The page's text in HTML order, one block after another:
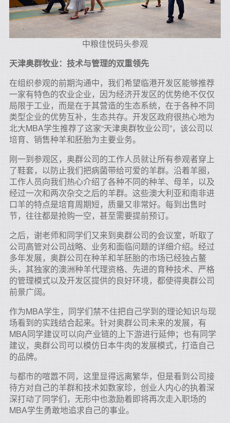
中粮佳悦码头参观
天津奥群牧业：技术与管理的双重领先
在组织参观的前期沟通中，我们希望临港开发区能够推荐
一家有特色的农业企业，因为经济开发区的优势绝不仅仅
局限于工业，而是在于其营造的生态系统，在于各种不同
类型企业的优势互补，生态共存。开发区政府很热心地为
北大MBA学生推荐了这家“天津奥群牧业公司”，该公司以
培育、销售种羊和胚胎为主要业务。
刚一到参观区，奥群公司的工作人员就让所有参观者穿上
了鞋套，以防止我们把病菌带给可爱的羊群。沿着羊圈，
工作人员向我们热心介绍了各种不同的种羊、母羊，以及
经过一次和两次杂交之后的羊群。这些澳大利亚和南非进
口羊的特点是培育周期短，质量又非常好。每到出售时
节，往往都是抢购一空，甚至需要提前预订。
之后，谢老师和同学们又来到奥群公司的会议室，听取了
公司高管对公司战略、业务和面临问题的详细介绍。经过
多年发展，奥群公司在种羊和羊胚胎的市场已经独占鳌
头，其独家的澳洲种羊代理资格、先进的育种技术、严格
的管理模式以及开发区提供的良好环境，都使得奥群公司
前景广阔。
作为MBA学生，同学们禁不住把自己学到的理论知识与现
场看到的实践结合起来。针对奥群公司未来的发展，有
MBA同学建议可以向产业链的上下游进行延伸；也有同学
建议，奥群公司可以模仿日本牛肉的发展模式，打造自己
的品牌。
与都市的喧嚣不同，这里显得远离繁华，但是看到公司接
待方对自己的羊群和技术如数家珍，创业人内心的执着深
深打动了同学们，无形中也激励着即将再次走入职场的
MBA学生勇敢地追求自己的事业。